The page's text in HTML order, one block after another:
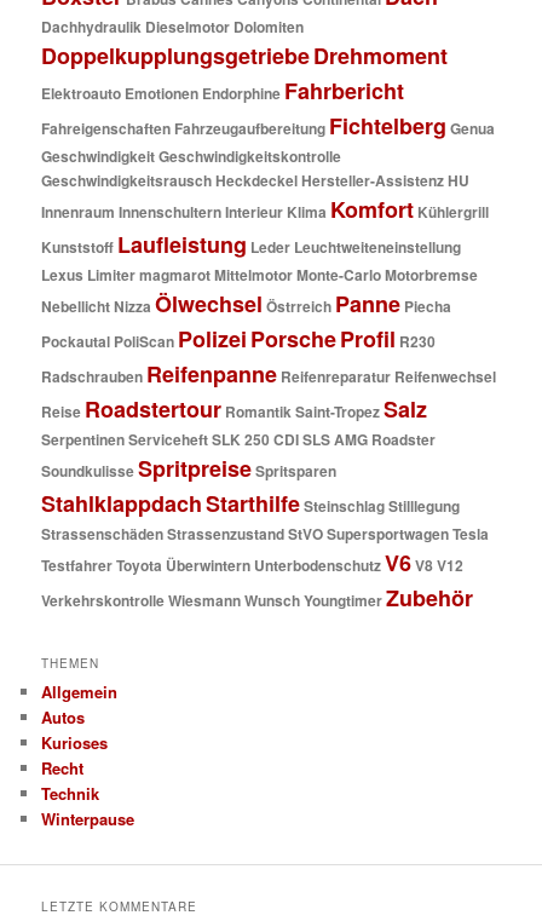
Dachhydraulik Dieselmotor Dolomiten
DoppelkupplungsgetriebeDrehmoment
Elektroauto Emotionen Endorphine Fahrbericht
Fahreigenschaften Fahrzeugaufbereitung Fichtelberg Genua
GeschwindigkeitGeschwindigkeitskontrolle
GeschwindigkeitsrauschHeckdeckelHersteller-AssistenzHU
Innenraum InnenschulternInterieur Klima Komfort Kühlergrill
Kunststoff Laufleistung Leder Leuchtweiteneinstellung
Lexus LimitermagmarotMittelmotorMonte-CarloMotorbremse
NebellichtNizza Ölwechsel Östrreich Panne Piecha
Pockautal PoliScan PolizeiPorscheProfil R230
Radschrauben Reifenpanne Reifenreparatur Reifenwechsel
Reise Roadstertour RomantikSaint-TropezSalz
SerpentinenServiceheftSLK 250 CDISLS AMG Roadster
SoundkulisseSpritpreiseSpritsparen
StahlklappdachStarthilfeSteinschlagStilllegung
StrassenschädenStrassenzustandStVOSupersportwagenTesla
TestfahrerToyota Überwintern UnterbodenschutzV6V8V12
VerkehrskontrolleWiesmannWunschYoungtimerZubehör
THEMEN
Allgemein
Autos
Kurioses
Recht
Technik
Winterpause
LETZTE KOMMENTARE